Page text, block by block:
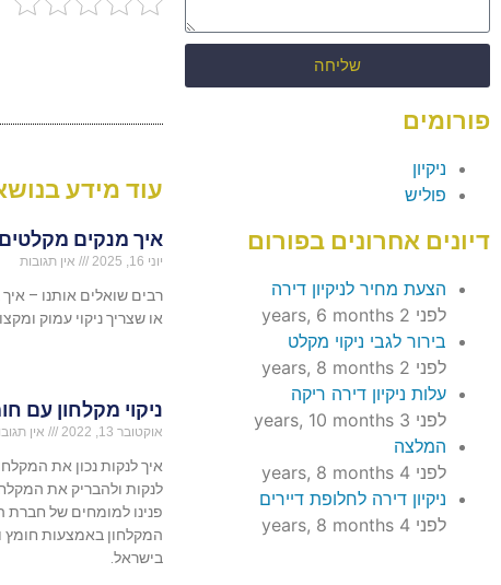
שליחה
פורומים
ניקיון
פוליש
דיונים אחרונים בפורום
הצעת מחיר לניקיון דירה
לפני 2 years, 6 months
בירור לגבי ניקוי מקלט
לפני 2 years, 8 months
עלות ניקיון דירה ריקה
לפני 3 years, 10 months
המלצה
לפני 4 years, 8 months
ניקיון דירה לחלופת דיירים
לפני 4 years, 8 months
עוד מידע בנושא
איך מנקים
יוני 16, 2025 אין תגובות
רבים שואלים אותנו –
או שצריך ניקוי עמוק
ניקוי מקלחון עם
אוקטובר 13, 2022 אין
איך לנקות נכון את
לנקות ולהבריק את
פנינו למומחים של חברת
המקלחון באמצעות חומץ
בישראל.